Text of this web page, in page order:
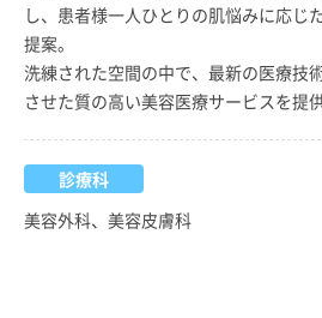
し、患者様一人ひとりの肌悩みに応じ
提案。
洗練された空間の中で、最新の医療技
させた質の高い美容医療サービスを提
診療科
美容外科、美容皮膚科